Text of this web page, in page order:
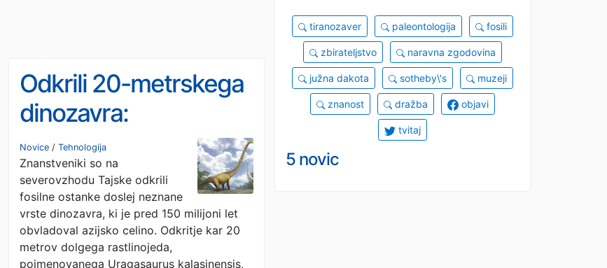
tiranozaver paleontologija fosili
zbirateljstvo naravna zgodovina
južna dakota sotheby\'s muzeji
znanost dražba objavi
tvitaj
5 novic
Odkrili 20-metrskega
dinozavra:
znanstvenik od
navdušenja razbil
tipkovnico
Novice / Tehnologija
Znanstveniki so na
severovzhodu Tajske odkrili
fosilne ostanke doslej neznane
vrste dinozavra, ki je pred 150 milijoni let
obvladoval azijsko celino. Odkritje kar 20
metrov dolgega rastlinojeda,
poimenovanega Uragasaurus kalasinensis,